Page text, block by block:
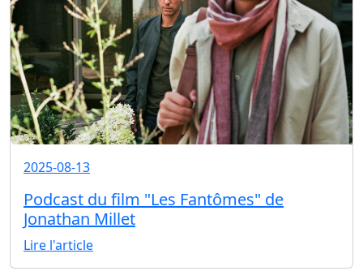
2025-08-13
Podcast du film "Les Fantômes" de
Jonathan Millet
Lire l'article